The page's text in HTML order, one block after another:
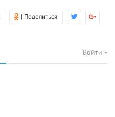
| Поделиться
Войти